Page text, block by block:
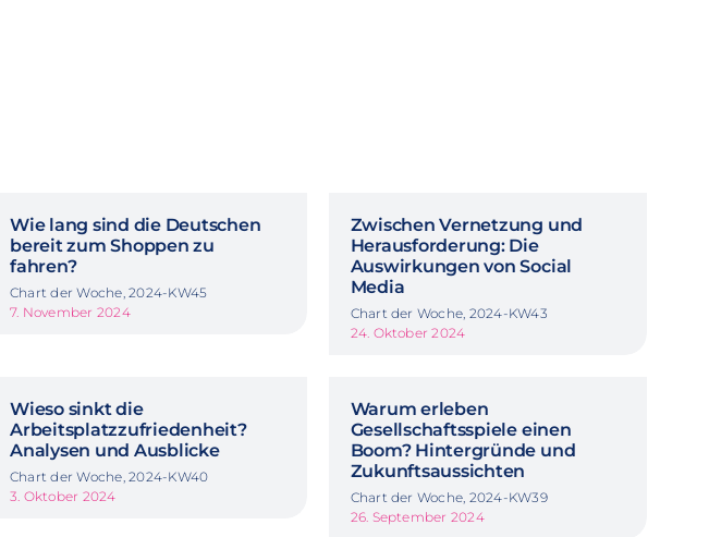
Wie lang sind die Deutschen
bereit zum Shoppen zu
fahren?
Chart der Woche, 2024-KW45
7. November 2024
Zwischen Vernetzung und
Herausforderung: Die
Auswirkungen von Social
Media
Chart der Woche, 2024-KW43
24. Oktober 2024
Wieso sinkt die
Arbeitsplatzzufriedenheit?
Analysen und Ausblicke
Chart der Woche, 2024-KW40
3. Oktober 2024
Warum erleben
Gesellschaftsspiele einen
Boom? Hintergründe und
Zukunftsaussichten
Chart der Woche, 2024-KW39
26. September 2024